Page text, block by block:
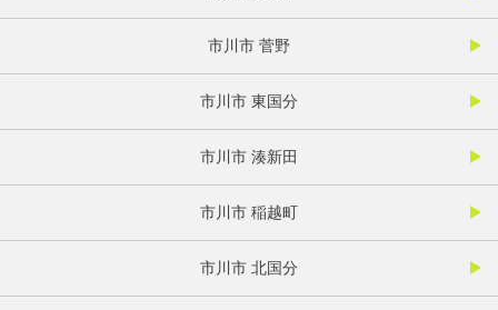
市川市 菅野
市川市 東国分
市川市 湊新田
市川市 稲越町
市川市 北国分